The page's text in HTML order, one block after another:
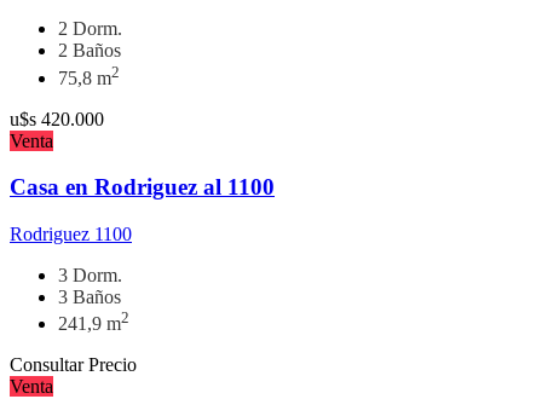
2 Dorm.
2 Baños
75,8 m2
u$s 420.000
Venta
Casa en Rodriguez al 1100
Rodriguez 1100
3 Dorm.
3 Baños
241,9 m2
Consultar Precio
Venta